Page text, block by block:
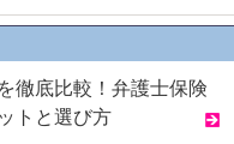
徹底比較！弁護士保険
トと選び方